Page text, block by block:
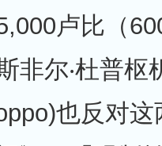
卢比（
非尔‧杜普枢
也反对